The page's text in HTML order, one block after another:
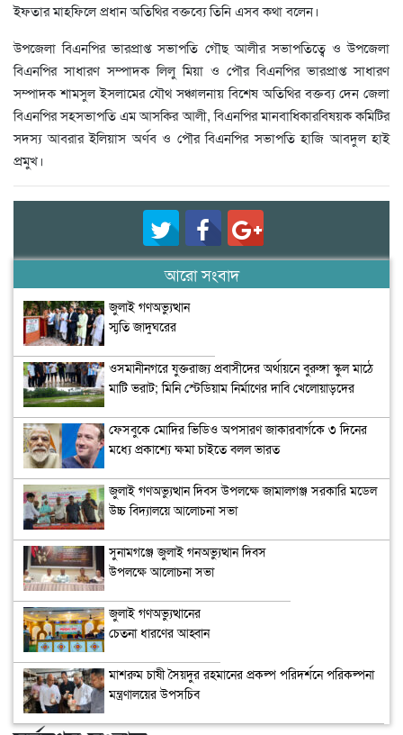
ইফতার মাহফিলে প্রধান অতিথির বক্তব্যে তিনি এসব কথা বলেন।
উপজেলা বিএনপির ভারপ্রাপ্ত সভাপতি গৌছ আলীর সভাপতিত্বে ও উপজেলা
বিএনপির সাধারণ সম্পাদক লিলু মিয়া ও পৌর বিএনপির ভারপ্রাপ্ত সাধারণ
সম্পাদক শামসুল ইসলামের যৌথ সঞ্চালনায় বিশেষ অতিথির বক্তব্য দেন জেলা
বিএনপির সহসভাপতি এম আসকির আলী, বিএনপির মানবাধিকারবিষয়ক কমিটির
সদস্য আবরার ইলিয়াস অর্ণব ও পৌর বিএনপির সভাপতি হাজি আবদুল হাই
প্রমুখ।
আরো সংবাদ
জুলাই গণঅভ্যুত্থান
স্মৃতি জাদুঘরের
ওসমানীনগরে যুক্তরাজ্য প্রবাসীদের অর্থায়নে বুরুঙ্গা স্কুল মাঠে
মাটি ভরাট; মিনি স্টেডিয়াম নির্মাণের দাবি খেলোয়াড়দের
ফেসবুকে মোদির ভিডিও অপসারণ জাকারবার্গকে ৩ দিনের
মধ্যে প্রকাশ্যে ক্ষমা চাইতে বলল ভারত
জুলাই গণঅভ্যুত্থান দিবস উপলক্ষে জামালগঞ্জ সরকারি মডেল
উচ্চ বিদ্যালয়ে আলোচনা সভা
সুনামগঞ্জে জুলাই গনঅভ্যুত্থান দিবস
উপলক্ষে আলোচনা সভা
জুলাই গণঅভ্যুত্থানের
চেতনা ধারণের আহ্বান
মাশরুম চাষী সৈয়দুর রহমানের প্রকল্প পরিদর্শনে পরিকল্পনা
মন্ত্রণালয়ের উপসচিব